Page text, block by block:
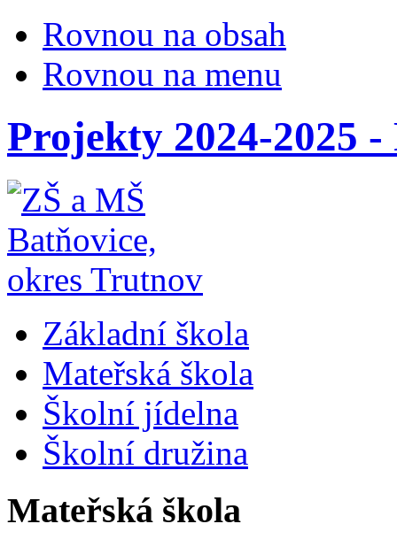
Rovnou na obsah
Rovnou na menu
Projekty 2024-2025
Základní škola
Mateřská škola
Školní jídelna
Školní družina
Mateřská škola